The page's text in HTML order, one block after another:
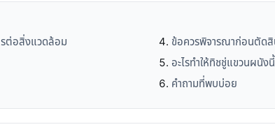
ต่อสิ่งแวดล้อม
ข้อควรพิจารณาก่อนตัดสิ
อะไรทำให้ทิชชู่แขวนผนั
คำถามที่พบบ่อย